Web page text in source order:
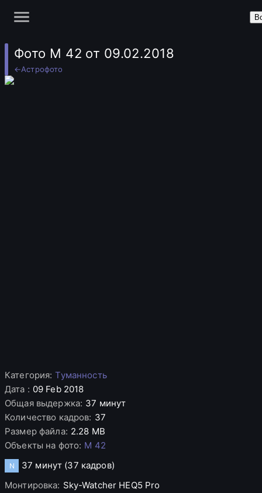
Фото M 42 от 09.02.2018
←Астрофото
Категория: Туманность
Дата : 09 Feb 2018
Общая выдержка: 37 минут
Количество кадров: 37
Размер файла: 2.28 MB
Объекты на фото: M 42
N 37 минут (37 кадров)
Монтировка: Sky-Watcher HEQ5 Pro